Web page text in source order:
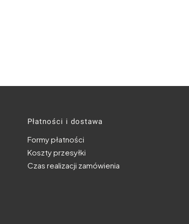
Płatności i dostawa
Formy płatności
Koszty przesyłki
Czas realizacji zamówienia